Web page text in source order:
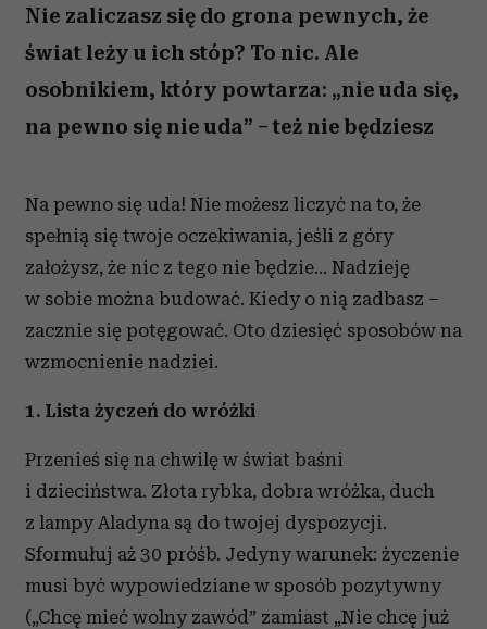
Nie zaliczasz się do grona pewnych, że
świat leży u ich stóp? To nic. Ale
osobnikiem, który powtarza: „nie uda się,
na pewno się nie uda” – też nie będziesz
Na pewno się uda! Nie możesz liczyć na to, że
spełnią się twoje oczekiwania, jeśli z góry
założysz, że nic z tego nie będzie... Nadzieję
w sobie można budować. Kiedy o nią zadbasz –
zacznie się potęgować. Oto dziesięć sposobów na
wzmocnienie nadziei.
1. Lista życzeń do wróżki
Przenieś się na chwilę w świat baśni
i dzieciństwa. Złota rybka, dobra wróżka, duch
z lampy Aladyna są do twojej dyspozycji.
Sformułuj aż 30 próśb. Jedyny warunek: życzenie
musi być wypowiedziane w sposób pozytywny
(„Chcę mieć wolny zawód” zamiast „Nie chcę już